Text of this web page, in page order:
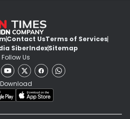
Contact UsTerms of Services
SiberIndexSitemap
Follow Us
Download